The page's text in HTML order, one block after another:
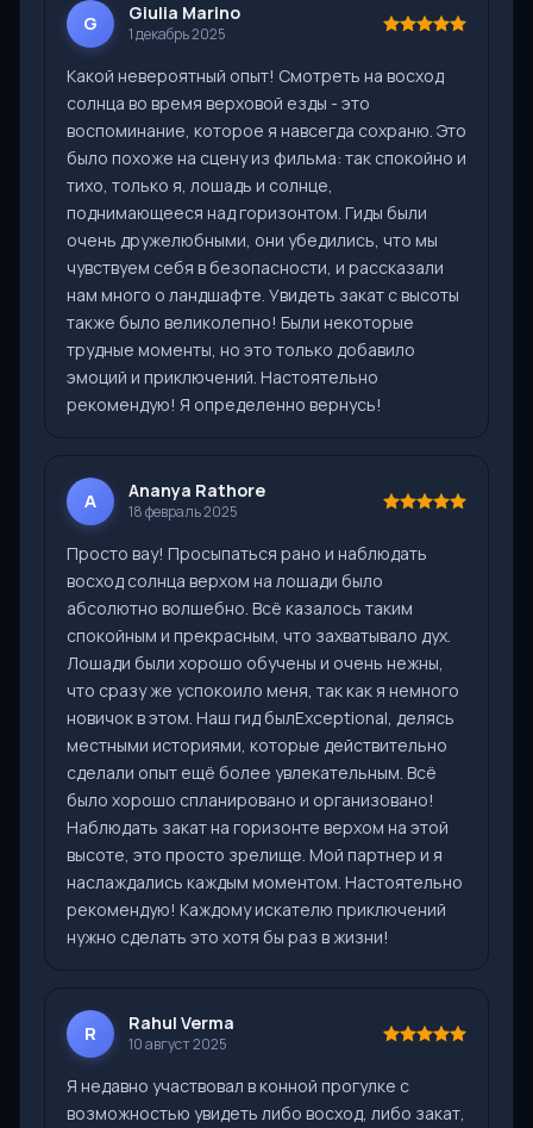
G Giulia Marino
1 декабрь 2025
Какой невероятный опыт! Смотреть на восход
солнца во время верховой езды - это
воспоминание, которое я навсегда сохраню. Это
было похоже на сцену из фильма: так спокойно и
тихо, только я, лошадь и солнце,
поднимающееся над горизонтом. Гиды были
очень дружелюбными, они убедились, что мы
чувствуем себя в безопасности, и рассказали
нам много о ландшафте. Увидеть закат с высоты
также было великолепно! Были некоторые
трудные моменты, но это только добавило
эмоций и приключений. Настоятельно
рекомендую! Я определенно вернусь!
A Ananya Rathore
18 февраль 2025
Просто вау! Просыпаться рано и наблюдать
восход солнца верхом на лошади было
абсолютно волшебно. Всё казалось таким
спокойным и прекрасным, что захватывало дух.
Лошади были хорошо обучены и очень нежны,
что сразу же успокоило меня, так как я немного
новичок в этом. Наш гид былExceptional, делясь
местными историями, которые действительно
сделали опыт ещё более увлекательным. Всё
было хорошо спланировано и организовано!
Наблюдать закат на горизонте верхом на этой
высоте, это просто зрелище. Мой партнер и я
наслаждались каждым моментом. Настоятельно
рекомендую! Каждому искателю приключений
нужно сделать это хотя бы раз в жизни!
R Rahul Verma
10 август 2025
Я недавно участвовал в конной прогулке с
возможностью увидеть либо восход, либо закат,